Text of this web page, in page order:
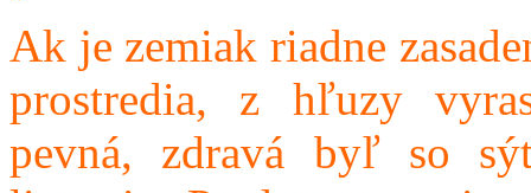
Ak je zemiak riadne
prostredia, z hľuzy
pevná, zdravá byľ so